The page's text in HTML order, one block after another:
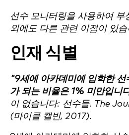
선수 모니터링을 사용하여 부
외에도 다른 관련 이점이 있
인재 식별
"9세에 아카데미에 입학한 선
가 되는 비율은 1% 미만입니
이 없습니다: 선수들. The
(마이클 캘빈, 2017).